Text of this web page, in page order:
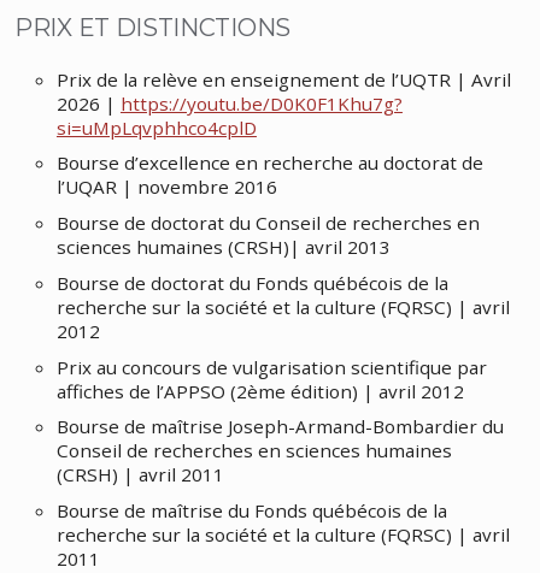
PRIX ET DISTINCTIONS
Prix de la relève en enseignement de l’UQTR | Avril
2026 | https://youtu.be/D0K0F1Khu7g?
si=uMpLqvphhco4cplD
Bourse d’excellence en recherche au doctorat de
l’UQAR | novembre 2016
Bourse de doctorat du Conseil de recherches en
sciences humaines (CRSH)| avril 2013
Bourse de doctorat du Fonds québécois de la
recherche sur la société et la culture (FQRSC) | avril
2012
Prix au concours de vulgarisation scientifique par
affiches de l’APPSO (2ème édition) | avril 2012
Bourse de maîtrise Joseph-Armand-Bombardier du
Conseil de recherches en sciences humaines
(CRSH) | avril 2011
Bourse de maîtrise du Fonds québécois de la
recherche sur la société et la culture (FQRSC) | avril
2011